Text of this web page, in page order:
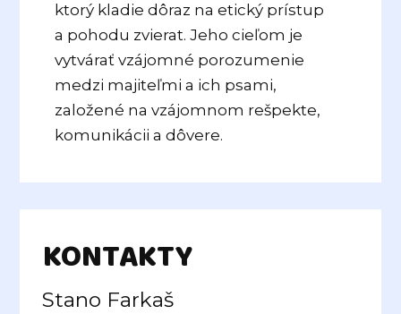
ktorý kladie dôraz na etický prístup
a pohodu zvierat. Jeho cieľom je
vytvárať vzájomné porozumenie
medzi majiteľmi a ich psami,
založené na vzájomnom rešpekte,
komunikácii a dôvere.
KONTAKTY
Stano Farkaš